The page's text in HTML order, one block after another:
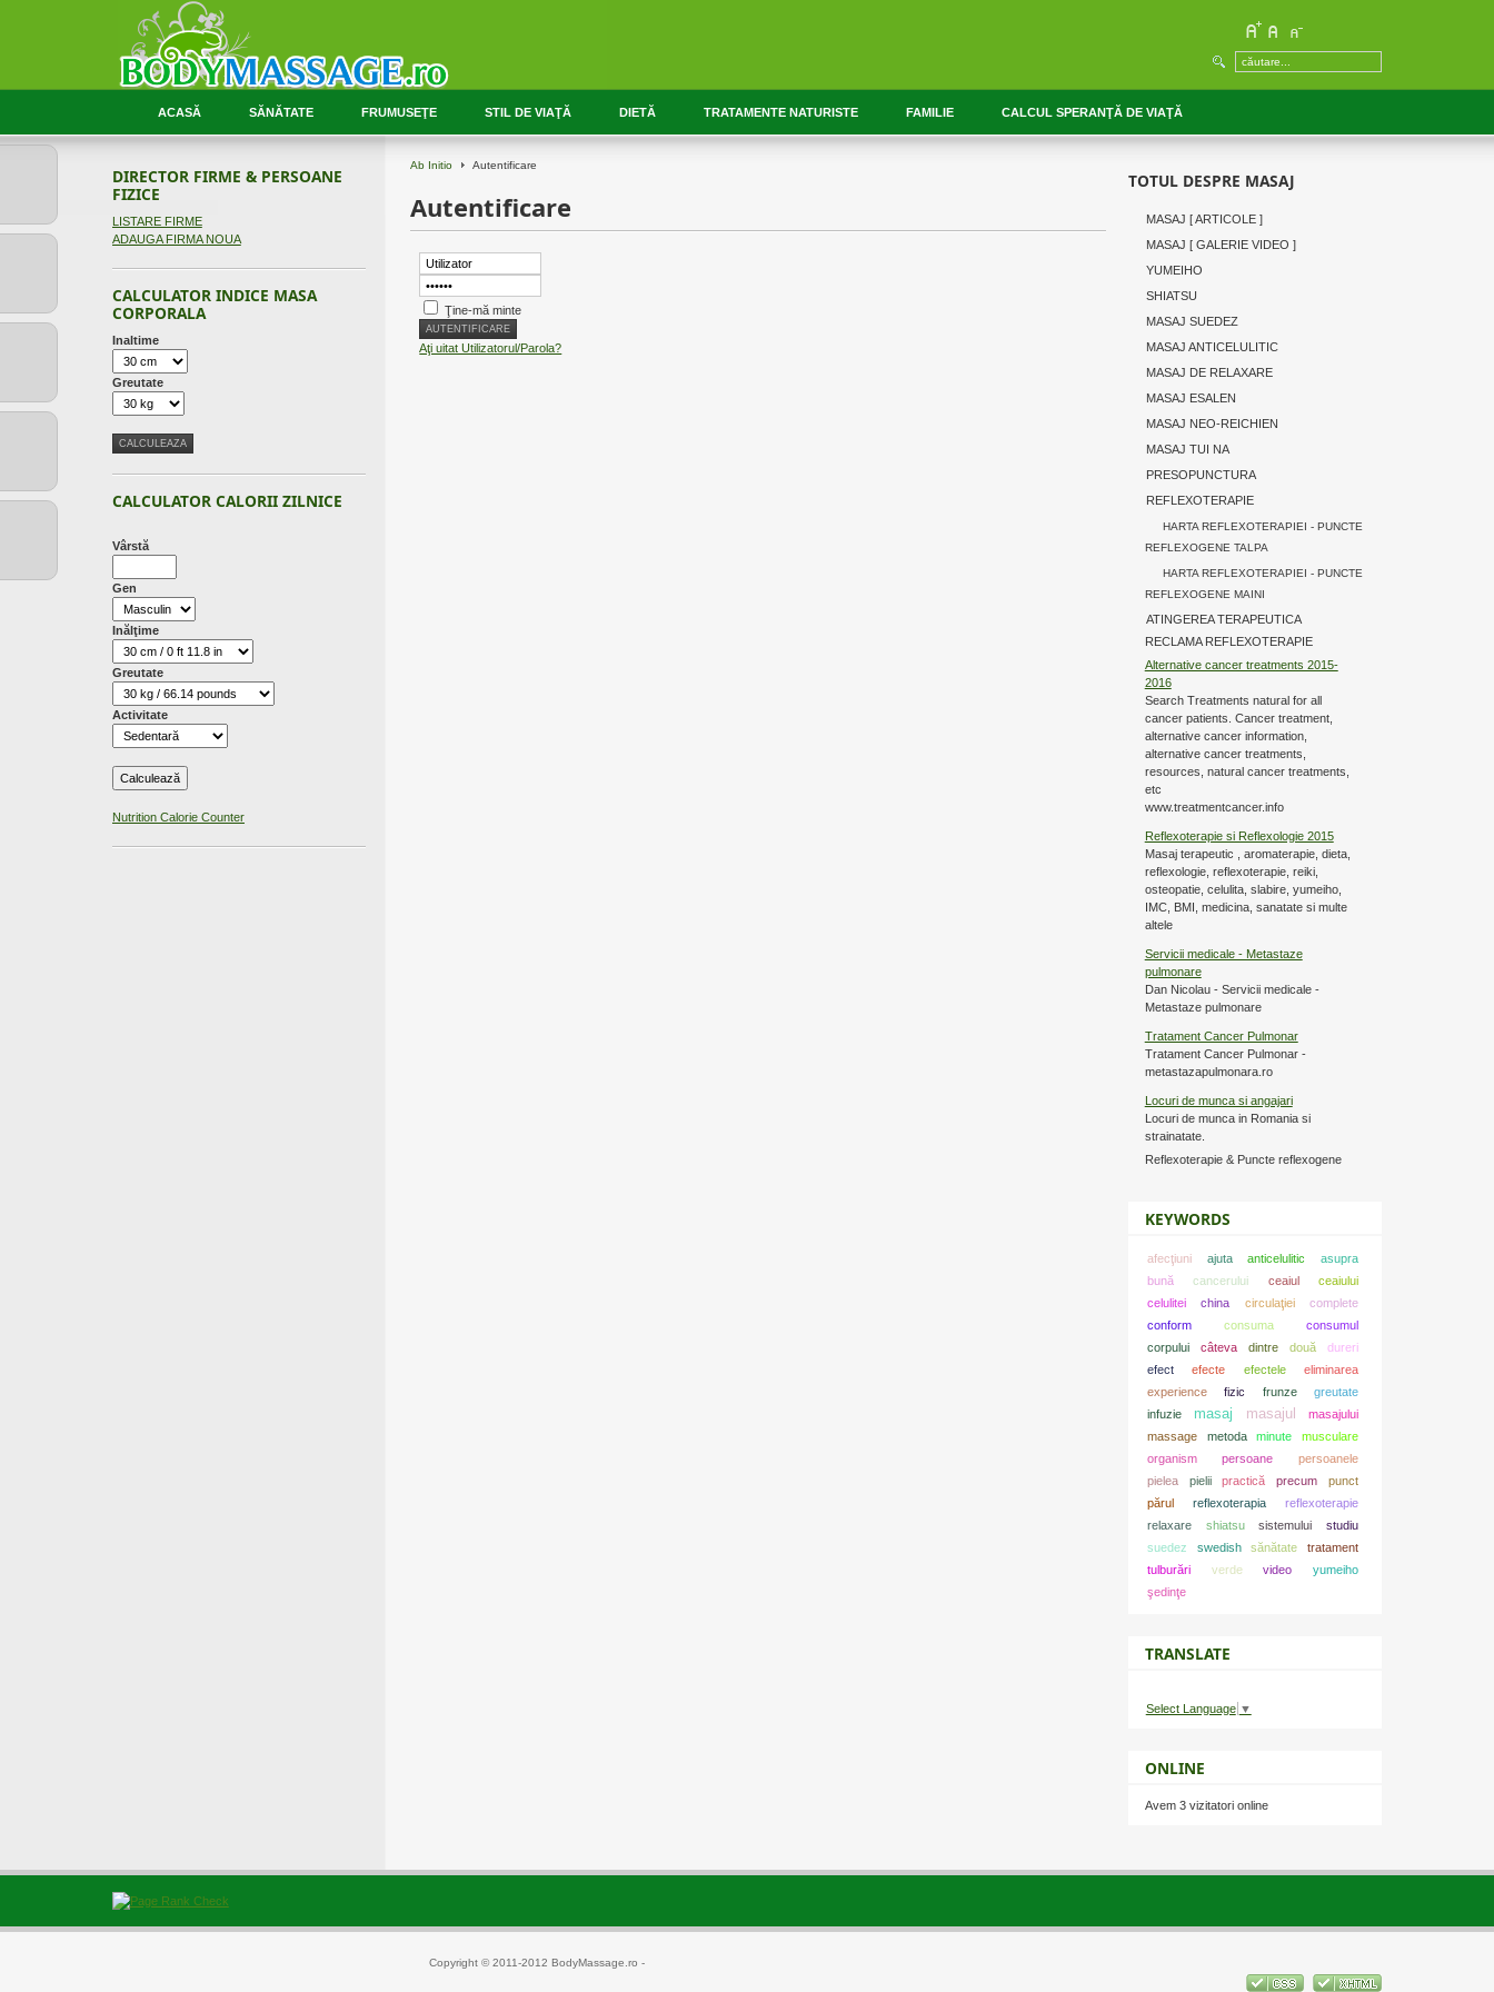
ACASĂ SĂNĂTATE FRUMUSEŢE STIL DE VIAŢĂ DIETĂ TRATAMENTE NATURISTE FAMILIE CALCUL SPERANŢĂ DE VIAŢĂ
Ab Initio Autentificare
Autentificare
Ţine-mă minte
Aţi uitat Utilizatorul/Parola?
DIRECTOR FIRME & PERSOANE
FIZICE
LISTARE FIRME
ADAUGA FIRMA NOUA
CALCULATOR INDICE MASA
CORPORALA
Inaltime
Greutate
CALCULATOR CALORII ZILNICE
Vârstă
Gen
Inălţime
Greutate
Activitate
Nutrition Calorie Counter
TOTUL DESPRE MASAJ
MASAJ [ ARTICOLE ]
MASAJ [ GALERIE VIDEO ]
YUMEIHO
SHIATSU
MASAJ SUEDEZ
MASAJ ANTICELULITIC
MASAJ DE RELAXARE
MASAJ ESALEN
MASAJ NEO-REICHIEN
MASAJ TUI NA
PRESOPUNCTURA
REFLEXOTERAPIE
HARTA REFLEXOTERAPIEI - PUNCTE
REFLEXOGENE TALPA
HARTA REFLEXOTERAPIEI - PUNCTE
REFLEXOGENE MAINI
ATINGEREA TERAPEUTICA
RECLAMA REFLEXOTERAPIE
Alternative cancer treatments 2015-
2016
Search Treatments natural for all
cancer patients. Cancer treatment,
alternative cancer information,
alternative cancer treatments,
resources, natural cancer treatments,
etc
www.treatmentcancer.info
Reflexoterapie si Reflexologie 2015
Masaj terapeutic , aromaterapie, dieta,
reflexologie, reflexoterapie, reiki,
osteopatie, celulita, slabire, yumeiho,
IMC, BMI, medicina, sanatate si multe
altele
Servicii medicale - Metastaze
pulmonare
Dan Nicolau - Servicii medicale -
Metastaze pulmonare
Tratament Cancer Pulmonar
Tratament Cancer Pulmonar -
metastazapulmonara.ro
Locuri de munca si angajari
Locuri de munca in Romania si
strainatate.
Reflexoterapie & Puncte reflexogene
KEYWORDS
afecţiuni ajuta anticelulitic
asupra
bună
cancerului ceaiul
ceaiului
celulitei
china circulaţiei
complete
conform
consuma
consumul
corpului
câteva dintre două
dureri
efect
efecte efectele
eliminarea
experience
fizic frunze
greutate
infuzie
masaj masajul
masajului
massage
metoda minute
musculare
organism
persoane
persoanele
pielea
pielii practică precum
punct
părul
reflexoterapia
reflexoterapie
relaxare
shiatsu sistemului
studiu
suedez
swedish sănătate
tratament
tulburări
verde video
yumeiho
şedinţe
TRANSLATE
Select Language ▼
ONLINE
Avem 3 vizitatori online
Copyright © 2011-2012 BodyMassage.ro -